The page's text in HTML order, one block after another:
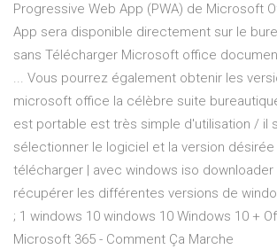
Progressive Web App (PWA) de Microsoft
App sera disponible directement sur le
sans Télécharger Microsoft office
... Vous pourrez également obtenir les
microsoft office la célèbre suite
est portable est très simple d'utilisation / il
sélectionner le logiciel et la version
télécharger | avec windows iso
récupérer les différentes versions de
; 1 windows 10 windows 10 Windows 10 +
Microsoft 365 - Comment Ça Marche